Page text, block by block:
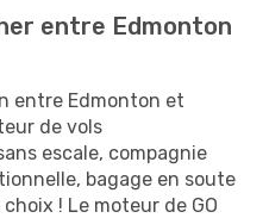
entre Edmonton
entre Edmonton et
de vols
escale, compagnie
bagage en soute
! Le moteur de GO